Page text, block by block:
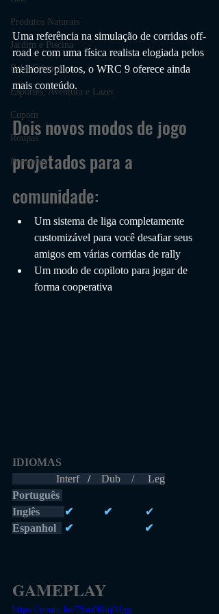
Produtos Naturais
Jardim e Piscina
Bebê/Criança
Esportes, Aventura e Lazer
Cupom
Roupas
Presentes
Uma referência na simulação de corridas off-
road e com uma física realista elogiada pelos
melhores pilotos, o WRC 9 oferece ainda
mais conteúdo.
Dois novos modos de jogo
projetados para a
comunidade:
Um sistema de liga completamente
customizável para você desafiar seus
amigos em várias corridas de rally
Um modo de copiloto para jogar de
forma cooperativa
IDIOMAS
                Interf
/ Dub    /     Leg
Português
Inglês
✔           ✔
✔
Espanhol
✔                          ✔
GAMEPLAY
https://youtu.be/7Sm06hq04gg